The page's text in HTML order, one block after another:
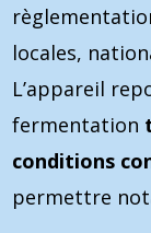
locales,
L’appareil
fermentation
conditions
permettre